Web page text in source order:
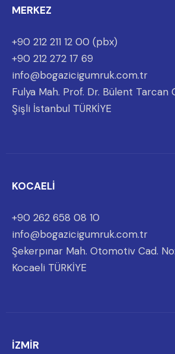
MERKEZ
+90 212 211 12 00 (pbx)
+90 212 272 17 69
info@bogazicigumruk.com.tr
Fulya Mah. Prof. Dr. Bülent Tarcan
Şişli İstanbul TÜRKİYE
KOCAELİ
+90 262 658 08 10
info@bogazicigumruk.com.tr
Şekerpınar Mah. Otomotiv Cad.
Kocaeli TÜRKİYE
İZMİR